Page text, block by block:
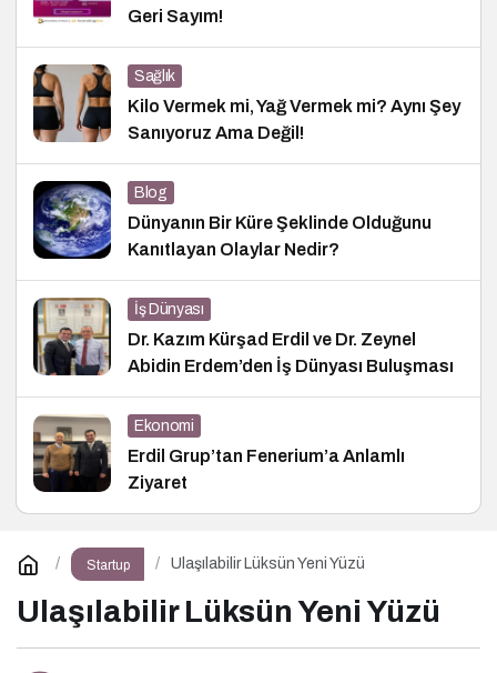
Geri Sayım!
Sağlık
Kilo Vermek mi, Yağ Vermek mi? Aynı Şey
Sanıyoruz Ama Değil!
Blog
Dünyanın Bir Küre Şeklinde Olduğunu
Kanıtlayan Olaylar Nedir?
İş Dünyası
Dr. Kazım Kürşad Erdil ve Dr. Zeynel
Abidin Erdem’den İş Dünyası Buluşması
Ekonomi
Erdil Grup’tan Fenerium’a Anlamlı
Ziyaret
Startup Ulaşılabilir Lüksün Yeni Yüzü
Ulaşılabilir Lüksün Yeni Yüzü